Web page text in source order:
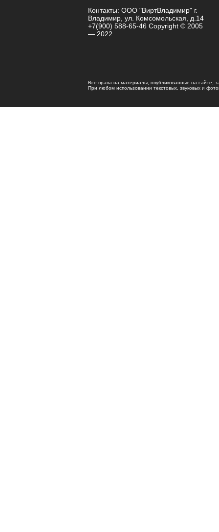
Контакты: ООО "ВиртВладимир" г.
Владимир, ул. Комсомольская, д.14
+7(900) 588-65-46 Copyright © 2005
— 2022
Все права на материалы, опубликованные на сайте,
При любом использовании текстовых, звуковых и